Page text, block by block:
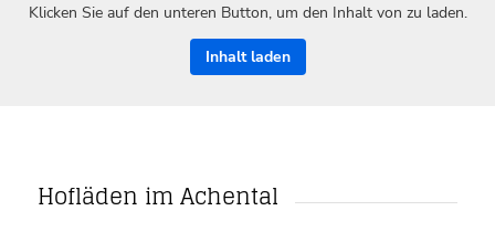
Klicken Sie auf den unteren Button, um den Inhalt von zu laden.
Inhalt laden
Hofläden im Achental